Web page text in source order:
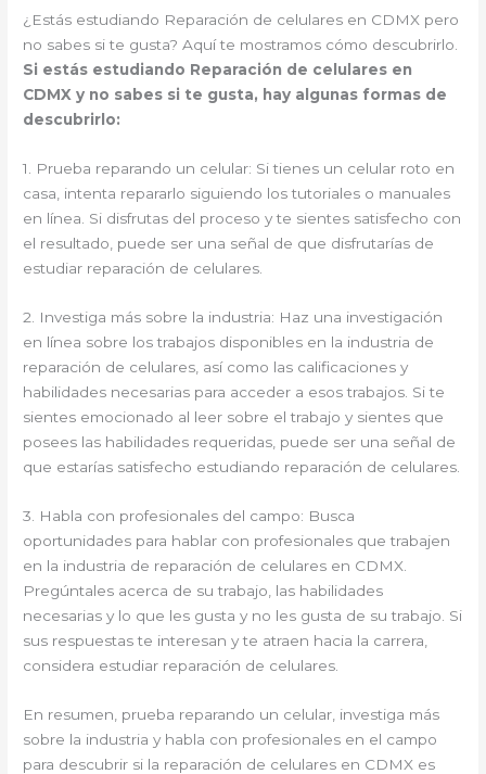
¿Estás estudiando Reparación de celulares en CDMX pero
no sabes si te gusta? Aquí te mostramos cómo descubrirlo.
Si estás estudiando Reparación de celulares en
CDMX y no sabes si te gusta, hay algunas formas de
descubrirlo:
1. Prueba reparando un celular: Si tienes un celular roto en
casa, intenta repararlo siguiendo los tutoriales o manuales
en línea. Si disfrutas del proceso y te sientes satisfecho con
el resultado, puede ser una señal de que disfrutarías de
estudiar reparación de celulares.
2. Investiga más sobre la industria: Haz una investigación
en línea sobre los trabajos disponibles en la industria de
reparación de celulares, así como las calificaciones y
habilidades necesarias para acceder a esos trabajos. Si te
sientes emocionado al leer sobre el trabajo y sientes que
posees las habilidades requeridas, puede ser una señal de
que estarías satisfecho estudiando reparación de celulares.
3. Habla con profesionales del campo: Busca
oportunidades para hablar con profesionales que trabajen
en la industria de reparación de celulares en CDMX.
Pregúntales acerca de su trabajo, las habilidades
necesarias y lo que les gusta y no les gusta de su trabajo. Si
sus respuestas te interesan y te atraen hacia la carrera,
considera estudiar reparación de celulares.
En resumen, prueba reparando un celular, investiga más
sobre la industria y habla con profesionales en el campo
para descubrir si la reparación de celulares en CDMX es